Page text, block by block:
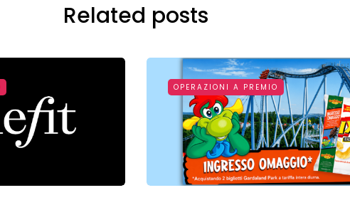
Related posts
OPERAZIONI A PREMIO